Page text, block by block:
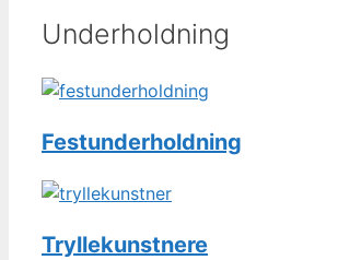
Underholdning
Festunderholdning
Tryllekunstnere